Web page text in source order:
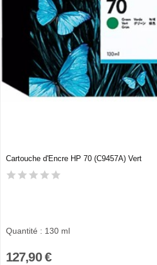
Cartouche d'Encre HP 70 (C9457A) Vert
Quantité : 130 ml
127,90 €